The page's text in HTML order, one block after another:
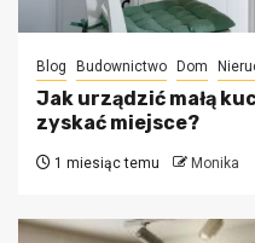
Blog Budownictwo Dom
Jak urządzić małą
zyskać miejsce?
1 miesiąc temu Monika